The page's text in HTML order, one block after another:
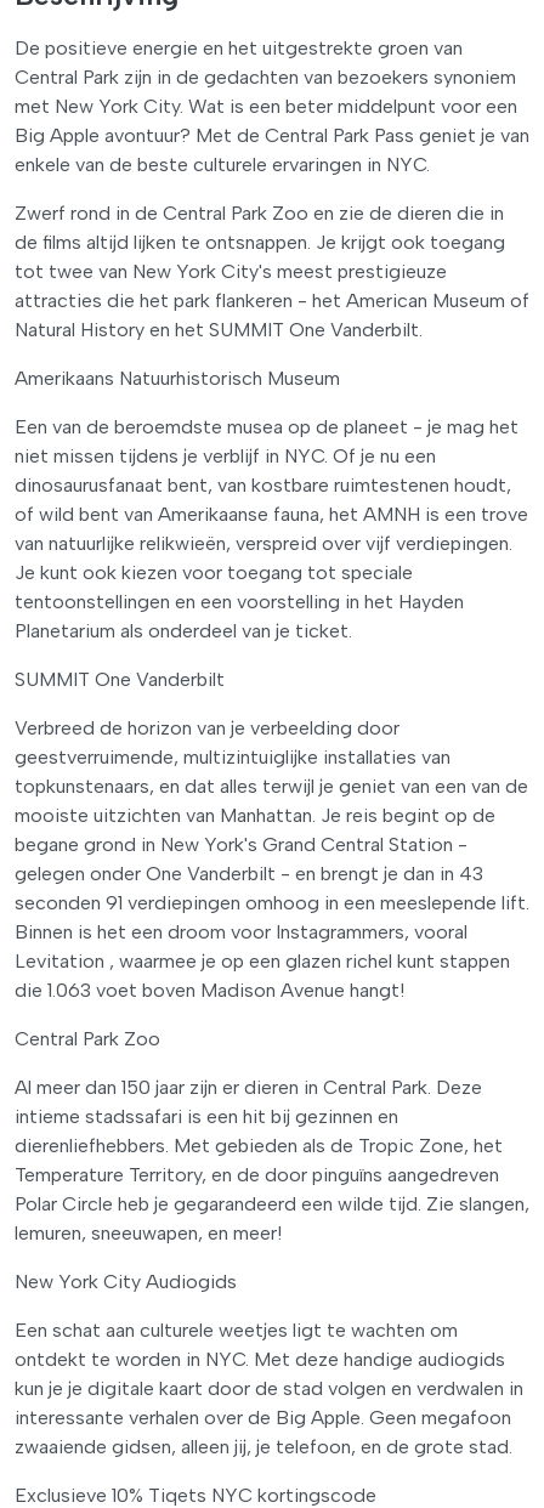
De positieve energie en het uitgestrekte groen van
Central Park zijn in de gedachten van bezoekers synoniem
met New York City. Wat is een beter middelpunt voor een
Big Apple avontuur? Met de Central Park Pass geniet je van
enkele van de beste culturele ervaringen in NYC.
Zwerf rond in de Central Park Zoo en zie de dieren die in
de films altijd lijken te ontsnappen. Je krijgt ook toegang
tot twee van New York City's meest prestigieuze
attracties die het park flankeren - het American Museum of
Natural History en het SUMMIT One Vanderbilt.
Amerikaans Natuurhistorisch Museum
Een van de beroemdste musea op de planeet - je mag het
niet missen tijdens je verblijf in NYC. Of je nu een
dinosaurusfanaat bent, van kostbare ruimtestenen houdt,
of wild bent van Amerikaanse fauna, het AMNH is een trove
van natuurlijke relikwieën, verspreid over vijf verdiepingen.
Je kunt ook kiezen voor toegang tot speciale
tentoonstellingen en een voorstelling in het Hayden
Planetarium als onderdeel van je ticket.
SUMMIT One Vanderbilt
Verbreed de horizon van je verbeelding door
geestverruimende, multizintuiglijke installaties van
topkunstenaars, en dat alles terwijl je geniet van een van de
mooiste uitzichten van Manhattan. Je reis begint op de
begane grond in New York's Grand Central Station -
gelegen onder One Vanderbilt - en brengt je dan in 43
seconden 91 verdiepingen omhoog in een meeslepende lift.
Binnen is het een droom voor Instagrammers, vooral
Levitation , waarmee je op een glazen richel kunt stappen
die 1.063 voet boven Madison Avenue hangt!
Central Park Zoo
Al meer dan 150 jaar zijn er dieren in Central Park. Deze
intieme stadssafari is een hit bij gezinnen en
dierenliefhebbers. Met gebieden als de Tropic Zone, het
Temperature Territory, en de door pinguïns aangedreven
Polar Circle heb je gegarandeerd een wilde tijd. Zie slangen,
lemuren, sneeuwapen, en meer!
New York City Audiogids
Een schat aan culturele weetjes ligt te wachten om
ontdekt te worden in NYC. Met deze handige audiogids
kun je je digitale kaart door de stad volgen en verdwalen in
interessante verhalen over de Big Apple. Geen megafoon
zwaaiende gidsen, alleen jij, je telefoon, en de grote stad.
Exclusieve 10% Tiqets NYC kortingscode